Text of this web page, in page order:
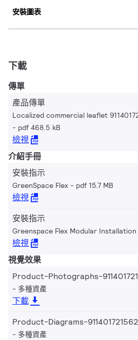
安裝圖表
下載
傳單
產品傳單
Localized commercial leaflet
pdf 468.5 kB
檢視
介紹手冊
安裝指示
GreenSpace Flex pdf 15.7 MB
檢視
安裝指示
Greenspace Flex Modular Installation
檢視
視覺效果
Product-Photographs-
多種資產
下載
Product-Diagrams-
多種資產